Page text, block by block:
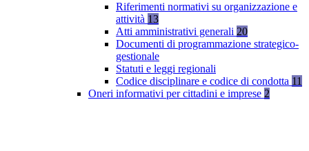
Riferimenti normativi su organizzazione e
attività 13
Atti amministrativi generali 20
Documenti di programmazione strategico-
gestionale
Statuti e leggi regionali
Codice disciplinare e codice di condotta 11
Oneri informativi per cittadini e imprese 2